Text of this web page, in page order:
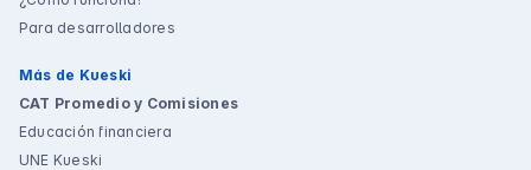
Para desarrolladores
Más de Kueski
CAT Promedio y Comisiones
Educación financiera
UNE Kueski